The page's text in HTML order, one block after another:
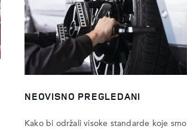
NEOVISNO PREGLEDANI
Kako bi održali visoke standarde koje smo